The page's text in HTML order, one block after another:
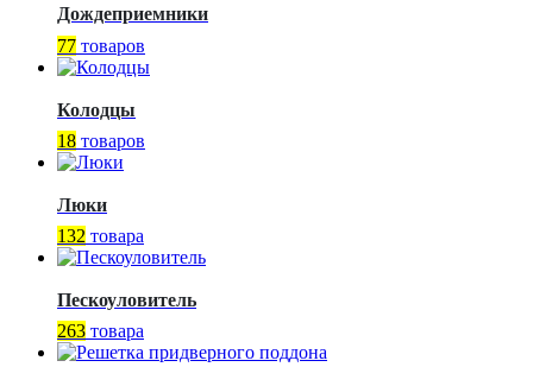
Дождеприемники
77 товаров
Колодцы
18 товаров
Люки
132 товара
Пескоуловитель
263 товара